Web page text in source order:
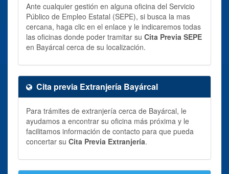
Ante cualquier gestión en alguna oficina del Servicio
Público de Empleo Estatal (SEPE), si busca la mas
cercana, haga clic en el enlace y le indicaremos todas
las oficinas donde poder tramitar su Cita Previa SEPE
en Bayárcal cerca de su localización.
Cita previa Extranjería Bayárcal
Para trámites de extranjería cerca de Bayárcal, le
ayudamos a encontrar su oficina más próxima y le
facilitamos información de contacto para que pueda
concertar su Cita Previa Extranjería.